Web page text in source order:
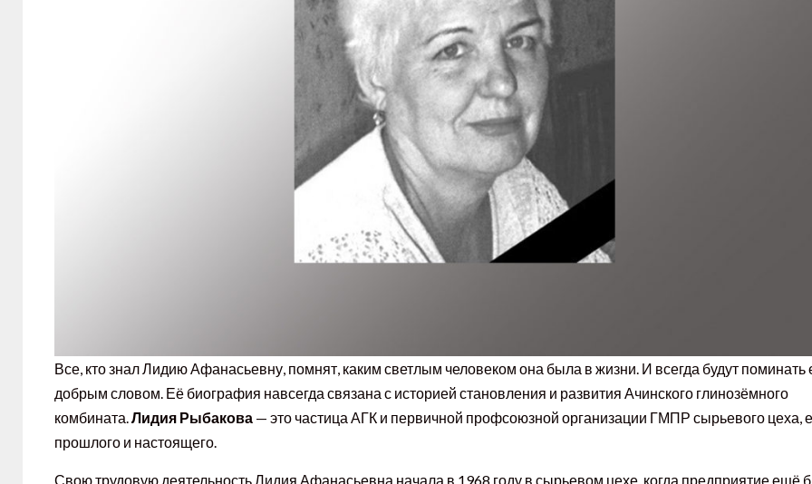
Все, кто знал Лидию Афанасьевну, помнят, каким светлым человеком она была в жизни. И всегда будут поминать
добрым словом. Её биография навсегда связана с историей становления и развития Ачинского глинозёмного
комбината.Лидия Рыбакова — это частица АГК и первичной профсоюзной организации ГМПР сырьевого цеха,
прошлого и настоящего.
Свою трудовую деятельность Лидия Афанасьевна начала в 1968 году в сырьевом цехе, когда предприятие ещё